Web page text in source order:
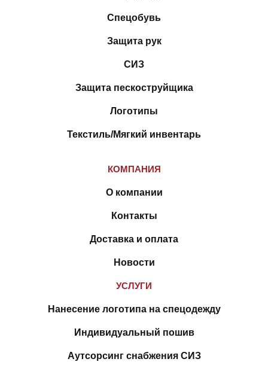
Спецобувь
Защита рук
СИЗ
Защита пескоструйщика
Логотипы
Текстиль/Мягкий инвентарь
КОМПАНИЯ
О компании
Контакты
Доставка и оплата
Новости
УСЛУГИ
Нанесение логотипа на спецодежду
Индивидуальный пошив
Аутсорсинг снабжения СИЗ